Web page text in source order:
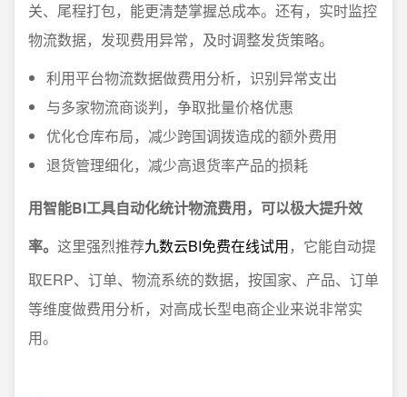
关、尾程打包，能更清楚掌握总成本。还有，实时监控
物流数据，发现费用异常，及时调整发货策略。
利用平台物流数据做费用分析，识别异常支出
与多家物流商谈判，争取批量价格优惠
优化仓库布局，减少跨国调拨造成的额外费用
退货管理细化，减少高退货率产品的损耗
用智能BI工具自动化统计物流费用，可以极大提升效
率。 这里强烈推荐九数云BI免费在线试用，它能自动提
取ERP、订单、物流系统的数据，按国家、产品、订单
等维度做费用分析，对高成长型电商企业来说非常实
用。